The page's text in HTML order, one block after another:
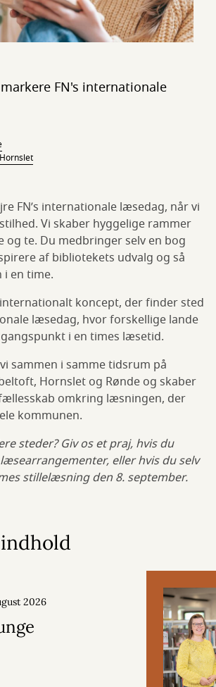
FN's internationale
FN’s internationale læsedag, når vi
Vi skaber hyggelige rammer
og te. Du medbringer selv en bog
af bibliotekets udvalg og så
en time.
koncept, der finder sted
læsedag, hvor forskellige lande
i en times læsetid.
sammen i samme tidsrum på
Hornslet og Rønde og skaber
omkring læsningen, der
kommunen.
steder? Giv os et praj, hvis du
eller hvis du selv
stillelæsning den 8. september.
2026